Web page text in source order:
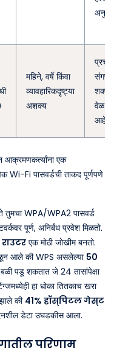
महिने, वर्षे किंवा
व्यावहारिकदृष्ट्या
अशक्य
प्रचंड
शक्ती
वेळ
आहे.
एक
Wi-Fi पासवर्डची ताकद पूर्णपणे
तुमचा WPA/WPA2 पासवर्ड
पूर्ण, अनिर्बंध प्रवेश मिळतो.
एक मोठी जोखीम बनतो.
आले की WPS असलेल्या 50
पडू शकतात जे 24 तासांपेक्षा
हा धोका तितकाच खरा
की 41% हॉस्पिटल गेस्ट
डेटा उघडकीस आला.
परिणाम